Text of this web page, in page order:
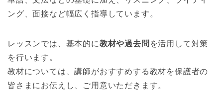
ング、面接など幅広く指導しています。
レッスンでは、基本的に教材や過去問 を活用して対策
を行います。
教材については、講師がおすすめする教材を保護者の
皆さまにお伝えし、ご用意いただきます。